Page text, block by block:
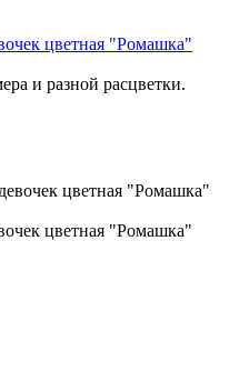
цветная "Ромашка"
и разной расцветки.
цветная "Ромашка"